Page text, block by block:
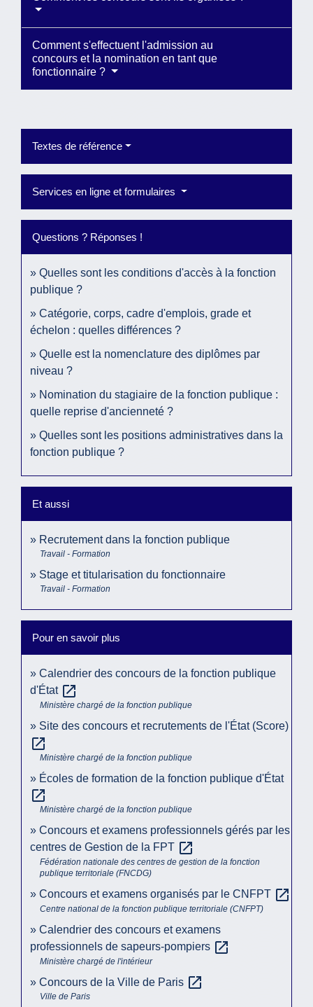
Comment s'effectuent l'admission au
concours et la nomination en tant que
fonctionnaire ?
Textes de référence
Services en ligne et formulaires
Questions ? Réponses !
Quelles sont les conditions d'accès à la fonction
publique ?
Catégorie, corps, cadre d'emplois, grade et
échelon : quelles différences ?
Quelle est la nomenclature des diplômes par
niveau ?
Nomination du stagiaire de la fonction publique :
quelle reprise d'ancienneté ?
Quelles sont les positions administratives dans la
fonction publique ?
Et aussi
Recrutement dans la fonction publique
Travail - Formation
Stage et titularisation du fonctionnaire
Travail - Formation
Pour en savoir plus
Calendrier des concours de la fonction publique
d'État open_in_new
Ministère chargé de la fonction publique
Site des concours et recrutements de l'État (Score)
open_in_new
Ministère chargé de la fonction publique
Écoles de formation de la fonction publique d'État
open_in_new
Ministère chargé de la fonction publique
Concours et examens professionnels gérés par les
centres de Gestion de la FPT open_in_new
Fédération nationale des centres de gestion de la fonction
publique territoriale (FNCDG)
Concours et examens organisés par le CNFPT open_in_new
Centre national de la fonction publique territoriale (CNFPT)
Calendrier des concours et examens
professionnels de sapeurs-pompiers open_in_new
Ministère chargé de l'intérieur
Concours de la Ville de Paris open_in_new
Ville de Paris